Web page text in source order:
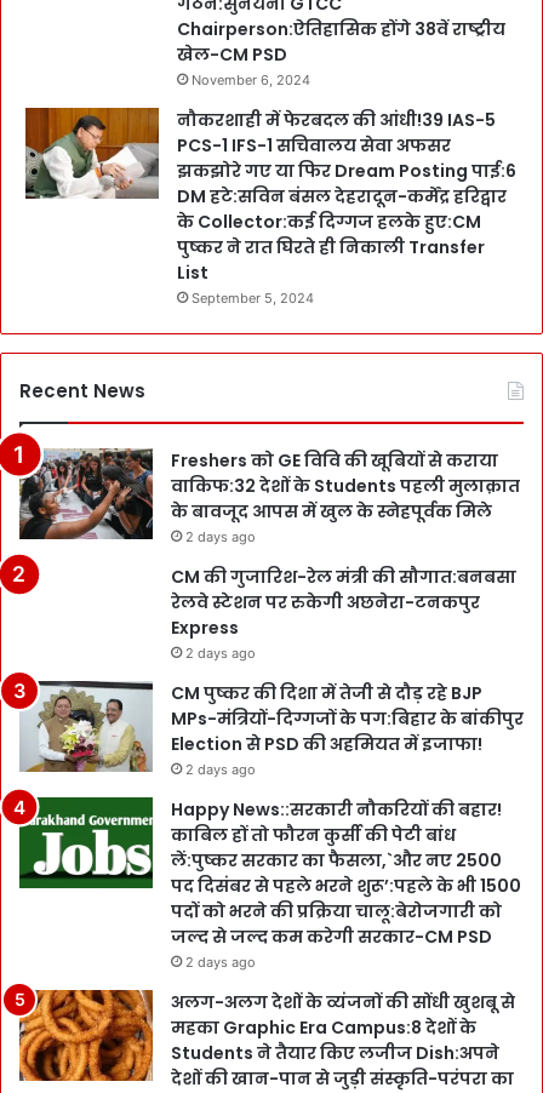
Chairperson:ऐतिहासिक होंगे 38वें राष्ट्रीय
खेल-CM PSD
November 6, 2024
नौकरशाही में फेरबदल की आंधी!39 IAS-5
PCS-1 IFS-1 सचिवालय सेवा अफसर
झकझोरे गए या फिर Dream Posting पाई:6
DM हटे:सविन बंसल देहरादून-कर्मेंद्र हरिद्वार
के Collector:कई दिग्गज हलके हुए:CM
पुष्कर ने रात घिरते ही निकाली Transfer
List
September 5, 2024
Recent News
Freshers को GE विवि की खूबियों से कराया
वाकिफ:32 देशों के Students पहली मुलाक़ात
के बावजूद आपस में खुल के स्नेहपूर्वक मिले
2 days ago
CM की गुजारिश-रेल मंत्री की सौगात:बनबसा
रेलवे स्टेशन पर रुकेगी अछनेरा-टनकपुर
Express
2 days ago
CM पुष्कर की दिशा में तेजी से दौड़ रहे BJP
MPs-मंत्रियों-दिग्गजों के पग:बिहार के बांकीपुर
Election से PSD की अहमियत में इजाफा!
2 days ago
Happy News::सरकारी नौकरियों की बहार!
काबिल हों तो फौरन कुर्सी की पेटी बांध
लें:पुष्कर सरकार का फैसला,`और नए 2500
पद दिसंबर से पहले भरने शुरू’:पहले के भी 1500
पदों को भरने की प्रक्रिया चालू:बेरोजगारी को
जल्द से जल्द कम करेगी सरकार-CM PSD
2 days ago
अलग-अलग देशों के व्यंजनों की सोंधी खुशबू से
महका Graphic Era Campus:8 देशों के
Students ने तैयार किए लजीज Dish:अपने
देशों की खान-पान से जुड़ी संस्कृति-परंपरा का